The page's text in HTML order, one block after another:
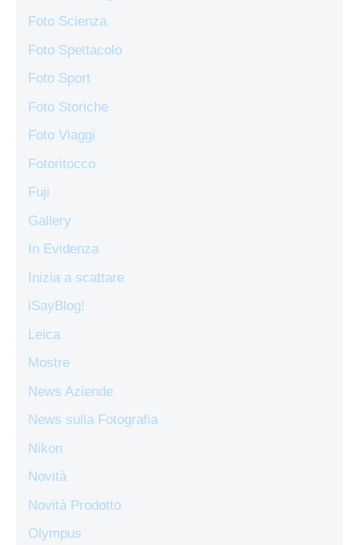
Foto Scienza
Foto Spettacolo
Foto Sport
Foto Storiche
Foto Viaggi
Fotoritocco
Fuji
Gallery
In Evidenza
Inizia a scattare
iSayBlog!
Leica
Mostre
News Aziende
News sulla Fotografia
Nikon
Novità
Novità Prodotto
Olympus